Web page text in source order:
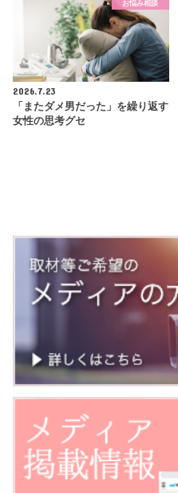
お悩み相談
2026.7.23
「またダメ男だった」を繰り返す
女性の思考グセ